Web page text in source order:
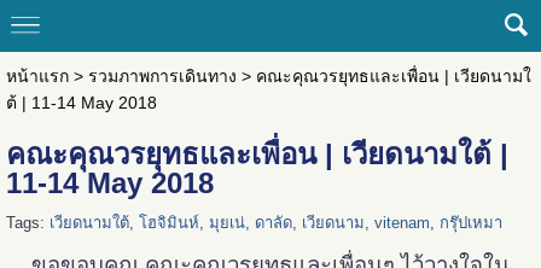
หน้าแรก> รวมภาพการเดินทาง > คณะคุณวรยุทธและเพื่อน | เวียดนามใ
ต้ | 11-14 May 2018
คณะคุณวรยุทธและเพื่อน | เวียดนามใต้ |
11-14 May 2018
Tags: เวียดนามใต้, โฮจิมินห์, มุยเน่, ดาลัด, เวียดนาม, vitenam, กรุ๊ปเหมา